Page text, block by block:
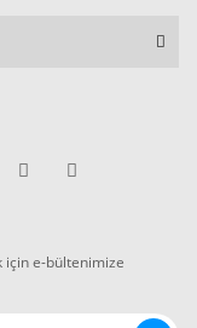
e-bültenimize